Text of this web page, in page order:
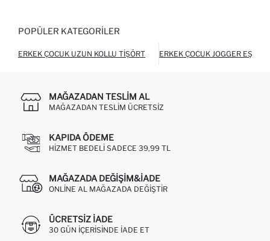
POPÜLER KATEGORILER
ERKEK ÇOCUK UZUN KOLLU TIŞÖRT ERKEK ÇOCUK JOGGER
MAĞAZADAN TESLIM AL
MAĞAZADAN TESLIM ÜCRETSIZ
KAPIDA ÖDEME
HIZMET BEDELI SADECE 39,99 TL
MAĞAZADA DEĞIŞIM&İADE
ONLINE AL MAĞAZADA DEĞIŞTIR
ÜCRETSIZ IADE
30 GÜN IÇERISINDE IADE ET